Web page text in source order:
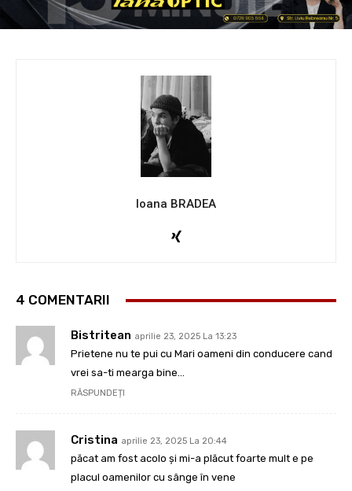
Ioana BRADEA
4 COMENTARII
Bistritean aprilie 23, 2025 La 13:23
Prietene nu te pui cu Mari oameni din conducere cand
vrei sa-ti mearga bine…
RĂSPUNDEȚI
Cristina aprilie 23, 2025 La 20:44
păcat am fost acolo și mi-a plăcut foarte mult e pe
placul oamenilor cu sânge în vene